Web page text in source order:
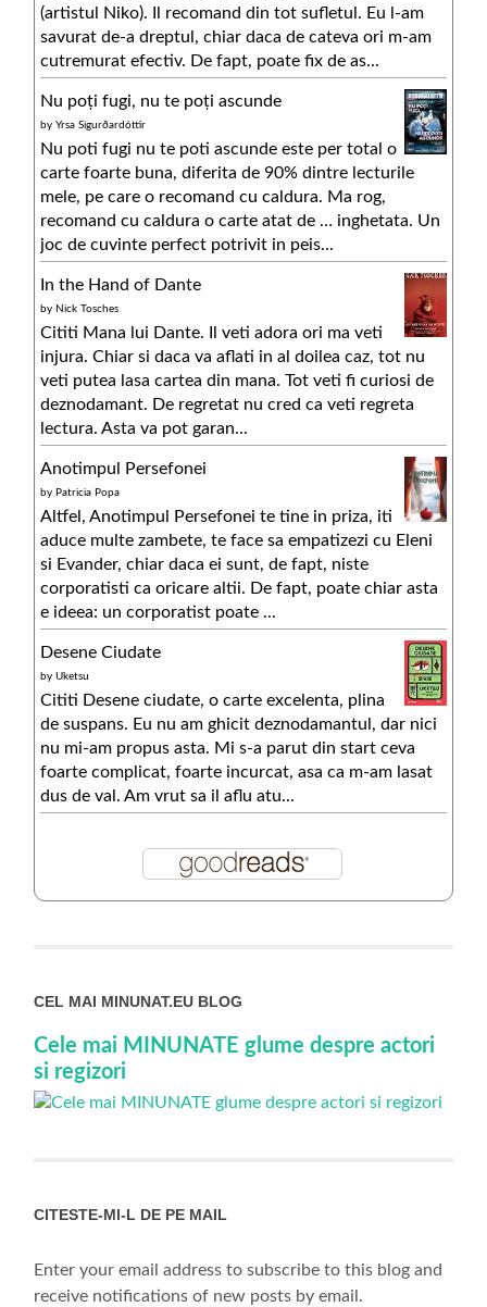
(artistul Niko). Il recomand din tot sufletul. Eu l-am
savurat de-a dreptul, chiar daca de cateva ori m-am
cutremurat efectiv. De fapt, poate fix de as...
Nu poți fugi, nu te poți ascunde
byYrsa Sigurðardóttir
Nu poti fugi nu te poti ascunde este per total o
carte foarte buna, diferita de 90% dintre lecturile
mele, pe care o recomand cu caldura. Ma rog,
recomand cu caldura o carte atat de … inghetata. Un
joc de cuvinte perfect potrivit in peis...
In the Hand of Dante
by Nick Tosches
Cititi Mana lui Dante. Il veti adora ori ma veti
injura. Chiar si daca va aflati in al doilea caz, tot nu
veti putea lasa cartea din mana. Tot veti fi curiosi de
deznodamant. De regretat nu cred ca veti regreta
lectura. Asta va pot garan...
Anotimpul Persefonei
by Patricia Popa
Altfel, Anotimpul Persefonei te tine in priza, iti
aduce multe zambete, te face sa empatizezi cu Eleni
si Evander, chiar daca ei sunt, de fapt, niste
corporatisti ca oricare altii. De fapt, poate chiar asta
e ideea: un corporatist poate ...
Desene Ciudate
byUketsu
Cititi Desene ciudate, o carte excelenta, plina
de suspans. Eu nu am ghicit deznodamantul, dar nici
nu mi-am propus asta. Mi s-a parut din start ceva
foarte complicat, foarte incurcat, asa ca m-am lasat
dus de val. Am vrut sa il aflu atu...
CEL MAI MINUNAT.EU BLOG
Cele mai MINUNATE glume despre actori
si regizori
CITESTE-MI-L DE PE MAIL
Enter your email address to subscribe to this blog and
receive notifications of new posts by email.